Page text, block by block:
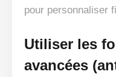
pour personnaliser
Utiliser les
avancées